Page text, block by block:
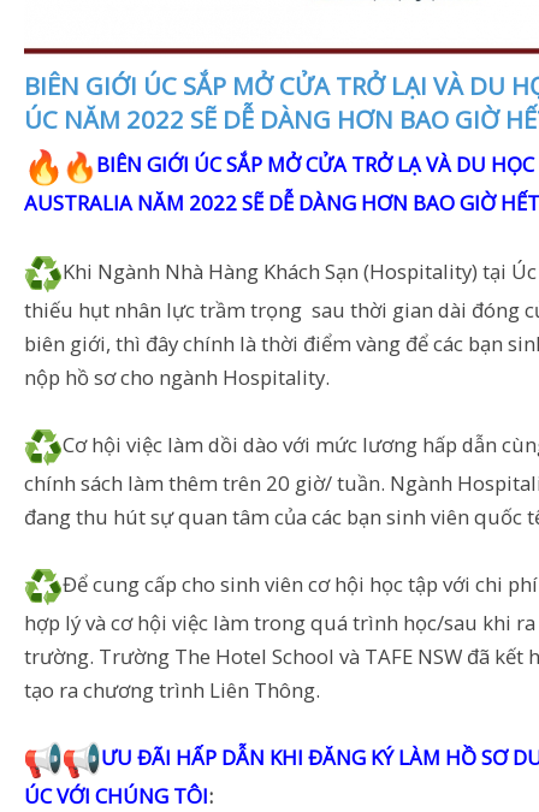
BIÊN GIỚI ÚC SẮP MỞ CỬA TRỞ LẠI VÀ DU
ÚC NĂM 2022 SẼ DỄ DÀNG HƠN BAO GIỜ
BIÊN GIỚI ÚC SẮP MỞ CỬA TRỞ LẠ VÀ DU HỌC
AUSTRALIA NĂM 2022 SẼ DỄ DÀNG HƠN BAO GIỜ HẾT
Khi Ngành Nhà Hàng Khách Sạn (Hospitality) tại
thiếu hụt nhân lực trầm trọng sau thời gian dài đóng
biên giới, thì đây chính là thời điểm vàng để các bạn
nộp hồ sơ cho ngành Hospitality.
Cơ hội việc làm dồi dào với mức lương hấp dẫn
chính sách làm thêm trên 20 giờ/ tuần. Ngành
đang thu hút sự quan tâm của các bạn sinh viên quốc
Để cung cấp cho sinh viên cơ hội học tập với chi
hợp lý và cơ hội việc làm trong quá trình học/sau khi ra
trường. Trường The Hotel School và TAFE NSW đã kết
tạo ra chương trình Liên Thông.
ƯU ĐÃI HẤP DẪN KHI ĐĂNG KÝ LÀM HỒ SƠ
ÚC VỚI CHÚNG TÔI: